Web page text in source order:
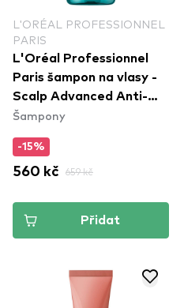
L'ORÉAL PROFESSIONNEL
PARIS
L'Oréal Professionnel
Paris šampon na vlasy -
Scalp Advanced Anti-
Discomfort Dermo-
Šampony
-15%
560 kč 659 kč
Přidat